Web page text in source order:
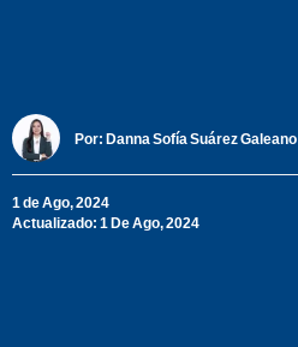
Por: Danna Sofía Suárez Galeano
1 de Ago, 2024
Actualizado: 1 De Ago, 2024